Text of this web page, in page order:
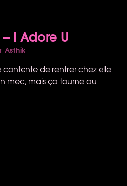
I Adore U
Asthik
contente de rentrer chez elle
mec, mais ça tourne au